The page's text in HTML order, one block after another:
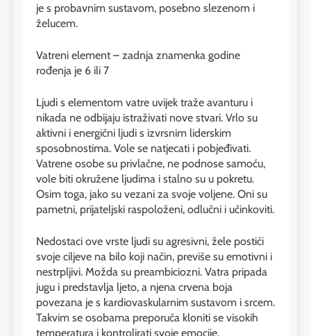
je s probavnim sustavom, posebno slezenom i
želucem.
Vatreni element – zadnja znamenka godine
rođenja je 6 ili 7
Ljudi s elementom vatre uvijek traže avanturu i
nikada ne odbijaju istraživati ​​nove stvari. Vrlo su
aktivni i energični ljudi s izvrsnim liderskim
sposobnostima. Vole se natjecati i pobjeđivati.
Vatrene osobe su privlačne, ne podnose samoću,
vole biti okružene ljudima i stalno su u pokretu.
Osim toga, jako su vezani za svoje voljene. Oni su
pametni, prijateljski raspoloženi, odlučni i učinkoviti.
Nedostaci ove vrste ljudi su agresivni, žele postići
svoje ciljeve na bilo koji način, previše su emotivni i
nestrpljivi. Možda su preambiciozni. Vatra pripada
jugu i predstavlja ljeto, a njena crvena boja
povezana je s kardiovaskularnim sustavom i srcem.
Takvim se osobama preporuča kloniti se visokih
temperatura i kontrolirati svoje emocije.